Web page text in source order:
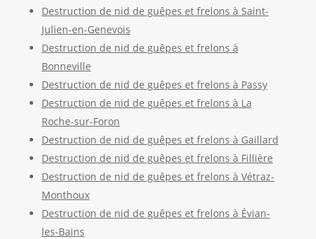
Destruction de nid de guêpes et frelons à Saint-
Julien-en-Genevois
Destruction de nid de guêpes et frelons à
Bonneville
Destruction de nid de guêpes et frelons à Passy
Destruction de nid de guêpes et frelons à La
Roche-sur-Foron
Destruction de nid de guêpes et frelons à Gaillard
Destruction de nid de guêpes et frelons à Fillière
Destruction de nid de guêpes et frelons à Vétraz-
Monthoux
Destruction de nid de guêpes et frelons à Évian-
les-Bains